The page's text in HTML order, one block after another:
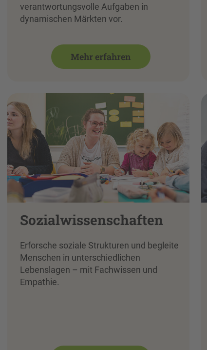
verantwortungsvolle Aufgaben in
dynamischen Märkten vor.
Mehr erfahren
Sozialwissenschaften
Erforsche soziale Strukturen und begleite
Menschen in unterschiedlichen
Lebenslagen – mit Fachwissen und
Empathie.